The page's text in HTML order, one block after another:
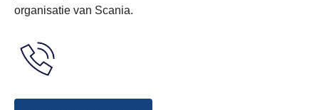
organisatie van Scania.